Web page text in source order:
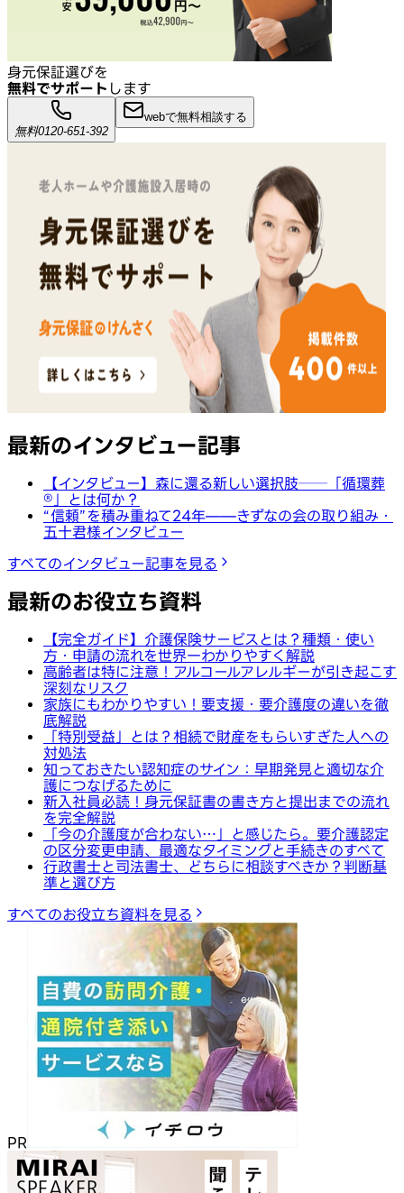
身元保証選びを
無料でサポート します
無料0120-651-392
webで無料相談する
最新のインタビュー記事
【インタビュー】森に還る新しい選択肢──「循環葬
®︎」とは何か？
“信頼”を積み重ねて24年——きずなの会の取り組み・
五十君様インタビュー
すべてのインタビュー記事を見る
最新のお役立ち資料
【完全ガイド】介護保険サービスとは？種類・使い
方・申請の流れを世界一わかりやすく解説
高齢者は特に注意！アルコールアレルギーが引き起こす
深刻なリスク
家族にもわかりやすい！要支援・要介護度の違いを徹
底解説
「特別受益」とは？相続で財産をもらいすぎた人への
対処法
知っておきたい認知症のサイン：早期発見と適切な介
護につなげるために
新入社員必読！身元保証書の書き方と提出までの流れ
を完全解説
「今の介護度が合わない…」と感じたら。要介護認定
の区分変更申請、最適なタイミングと手続きのすべて
行政書士と司法書士、どちらに相談すべきか？判断基
準と選び方
すべてのお役立ち資料を見る
PR